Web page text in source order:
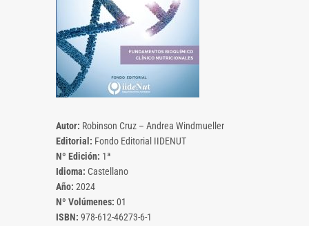
Autor: Robinson Cruz – Andrea Windmueller
Editorial: Fondo Editorial IIDENUT
Nº Edición: 1ª
Idioma: Castellano
Año: 2024
Nº Volúmenes: 01
ISBN:978-612-46273-6-1